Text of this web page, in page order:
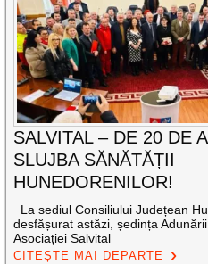
SALVITAL – DE 20 DE
SLUJBA SĂNĂTĂȚII
HUNEDORENILOR!
La sediul Consiliului Județean
desfășurat astăzi, ședința
Asociației Salvital
CITEȘTE MAI DEPARTE